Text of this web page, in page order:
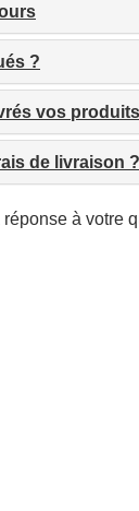
?
vos
de livraison ?
à votre